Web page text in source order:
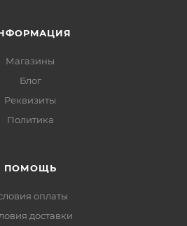
Магазины
Блог
Реквизиты
Политика
ПОМОЩЬ
оплаты
доставки